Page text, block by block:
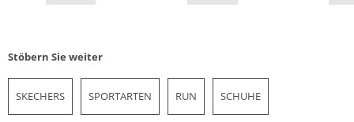
Stöbern Sie weiter
SKECHERS SPORTARTEN RUN SCHUHE